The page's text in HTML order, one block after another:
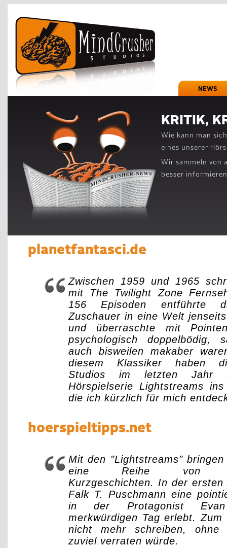
NEWS
KRITIK,
Wie kann man
eines unserer
Wir sammeln von
besser
planetfantasci.de
Zwischen 1959 und 1965
mit The Twilight Zone
156 Episoden entführte
Zuschauer in eine Welt
und überraschte mit
psychologisch doppelbödig,
auch bisweilen makaber
diesem Klassiker haben
Studios im letzten Jahr
Hörspielserie Lightstreams
die ich kürzlich für mich
hoerspieltipps.net
Mit den "Lightstreams"
eine Reihe von
Kurzgeschichten. In der ersten
Falk T. Puschmann eine
in der Protagonist
merkwürdigen Tag erlebt.
nicht mehr schreiben,
zuviel verraten würde.